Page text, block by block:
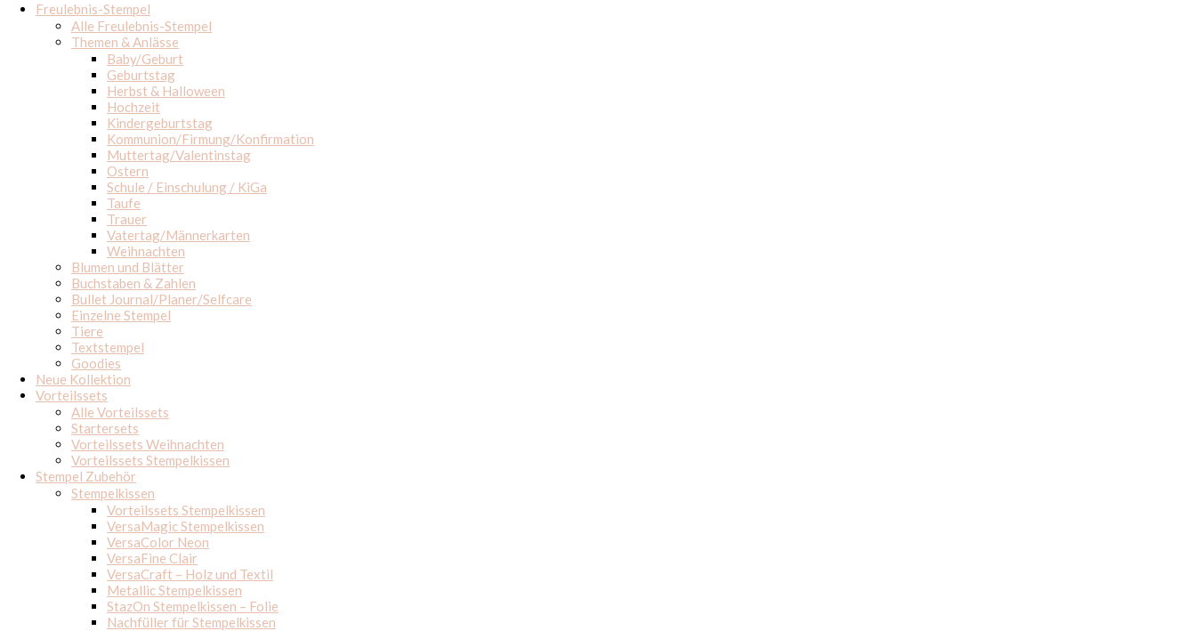
Freulebnis-Stempel
Alle Freulebnis-Stempel
Themen & Anlässe
Baby/Geburt
Geburtstag
Herbst & Halloween
Hochzeit
Kindergeburtstag
Kommunion/Firmung/Konfirmation
Muttertag/Valentinstag
Ostern
Schule / Einschulung / KiGa
Taufe
Trauer
Vatertag/Männerkarten
Weihnachten
Blumen und Blätter
Buchstaben & Zahlen
Bullet Journal/Planer/Selfcare
Einzelne Stempel
Tiere
Textstempel
Goodies
Neue Kollektion
Vorteilssets
Alle Vorteilssets
Startersets
Vorteilssets Weihnachten
Vorteilssets Stempelkissen
Stempel Zubehör
Stempelkissen
Vorteilssets Stempelkissen
VersaMagic Stempelkissen
VersaColor Neon
VersaFine Clair
VersaCraft – Holz und Textil
Metallic Stempelkissen
StazOn Stempelkissen – Folie
Nachfüller für Stempelkissen